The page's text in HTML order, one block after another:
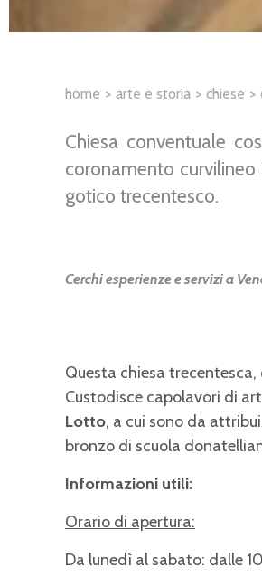
home arte e storia chiese
Chiesa conventuale
coronamento
gotico trecentesco.
Cerchi esperienze e servizi a
Questa chiesa
Custodisce capolavori di
Lotto, a cui sono da
bronzo di scuola
Informazioni utili:
Orario di apertura:
Da lunedì al sabato: dalle